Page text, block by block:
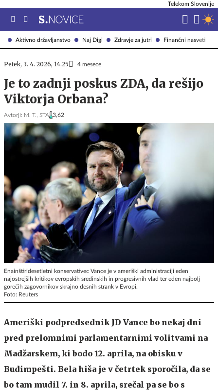
Aktivno državljanstvo Naj Digi Zdravje za jutri Finančni nasveti
Telekom Slovenije
Petek, 3. 4. 2026, 14.25 4 mesece
Je to zadnji poskus ZDA, da rešijo
Viktorja Orbana?
Avtorji: M. T., STA 3,62
Enainštiridesetletni konservativec Vance je v ameriški administraciji eden
najostrejših kritikov evropskih sredinskih in progresivnih vlad ter eden najbolj
gorečih zagovornikov skrajno desnih strank v Evropi.
Foto: Reuters
Ameriški podpredsednik JD Vance bo nekaj dni
pred prelomnimi parlamentarnimi volitvami na
Madžarskem, ki bodo 12. aprila, na obisku v
Budimpešti. Bela hiša je v četrtek sporočila, da se
bo tam mudil 7. in 8. aprila, srečal pa se bo s